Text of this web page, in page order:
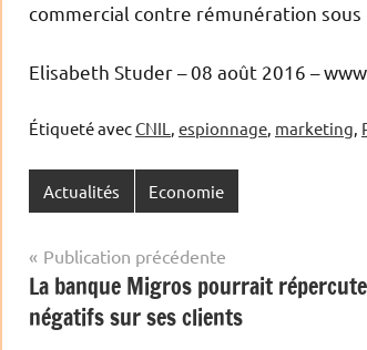
commercial contre rémunération sous
Elisabeth Studer – 08 août 2016 –
Étiqueté avec CNIL , espionnage, marketing,
Actualités Economie
Navigation
de
l’article
Publication précédente
La banque Migros pourrait
négatifs sur ses clients